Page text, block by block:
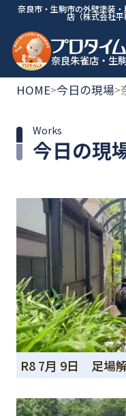
奈良市・生駒市の外壁塗装
店（株式会社
奈良朱雀店・生
HOME>今日の現場>
今日の現
Works
R8 7月 9日 足場